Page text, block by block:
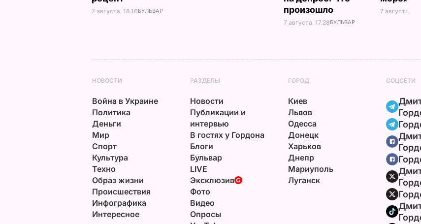
7 августа, 18.16БУЛЬВАР
произошло
7 августа, 17.28БУЛЬВАР
7 августа,
НОВОСТИ
Война в Украине
Политика
Деньги
Мир
Спорт
Культура
Техно
Образ жизни
Происшествия
Инфографика
Интересное
РАЗДЕЛЫ
Новости
Публикации и
интервью
В гостях у Гордона
Блоги
Бульвар
LIVE
Эксклюзив
Фото
Видео
Опросы
ГОРОД
Киев
Львов
Одесса
Донецк
Харьков
Днепр
Мариуполь
Луганск
СОЦСЕТИ